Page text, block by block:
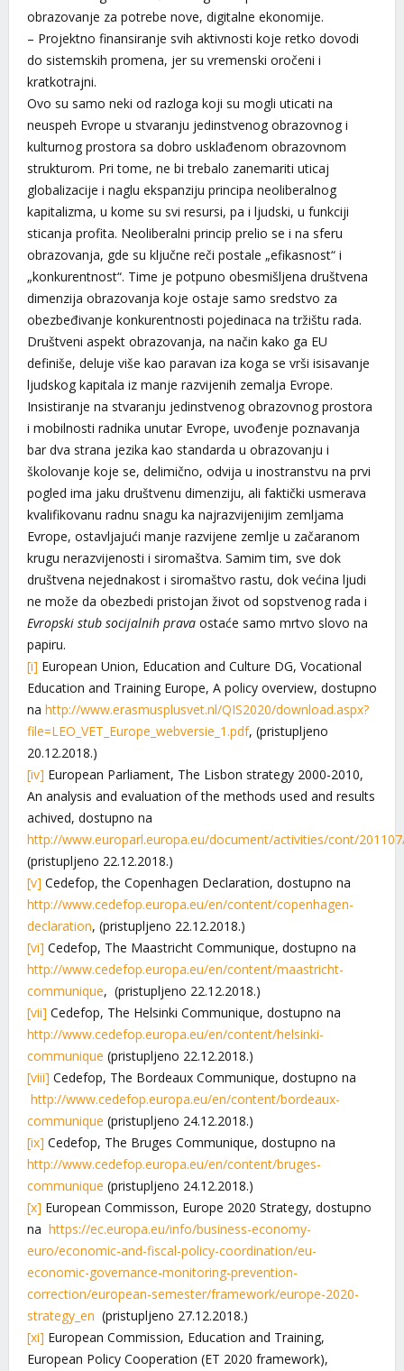
obrazovanje za potrebe nove, digitalne ekonomije.
– Projektno finansiranje svih aktivnosti koje retko dovodi
do sistemskih promena, jer su vremenski oročeni i
kratkotrajni.
Ovo su samo neki od razloga koji su mogli uticati na
neuspeh Evrope u stvaranju jedinstvenog obrazovnog i
kulturnog prostora sa dobro usklađenom obrazovnom
strukturom. Pri tome, ne bi trebalo zanemariti uticaj
globalizacije i naglu ekspanziju principa neoliberalnog
kapitalizma, u kome su svi resursi, pa i ljudski, u funkciji
sticanja profita. Neoliberalni princip prelio se i na sferu
obrazovanja, gde su ključne reči postale „efikasnost“ i
„konkurentnost“. Time je potpuno obesmišljena društvena
dimenzija obrazovanja koje ostaje samo sredstvo za
obezbeđivanje konkurentnosti pojedinaca na tržištu rada.
Društveni aspekt obrazovanja, na način kako ga EU
definiše, deluje više kao paravan iza koga se vrši isisavanje
ljudskog kapitala iz manje razvijenih zemalja Evrope.
Insistiranje na stvaranju jedinstvenog obrazovnog prostora
i mobilnosti radnika unutar Evrope, uvođenje poznavanja
bar dva strana jezika kao standarda u obrazovanju i
školovanje koje se, delimično, odvija u inostranstvu na prvi
pogled ima jaku društvenu dimenziju, ali faktički usmerava
kvalifikovanu radnu snagu ka najrazvijenijim zemljama
Evrope, ostavljajući manje razvijene zemlje u začaranom
krugu nerazvijenosti i siromaštva. Samim tim, sve dok
društvena nejednakost i siromaštvo rastu, dok većina ljudi
ne može da obezbedi pristojan život od sopstvenog rada i
Evropski stub socijalnih pravaostaće samo mrtvo slovo na
papiru.
[i] European Union, Education and Culture DG, Vocational
Education and Training Europe, A policy overview, dostupno
na http://www.erasmusplusvet.nl/QIS2020/download.aspx?
file=LEO_VET_Europe_webversie_1.pdf, (pristupljeno
20.12.2018.)
[iv] European Parliament, The Lisbon strategy 2000-2010,
An analysis and evaluation of the methods used and results
achived, dostupno na
http://www.europarl.europa.eu/document/activities/cont/
(pristupljeno 22.12.2018.)
[v] Cedefop, the Copenhagen Declaration, dostupno na
http://www.cedefop.europa.eu/en/content/copenhagen-
declaration, (pristupljeno 22.12.2018.)
[vi] Cedefop, The Maastricht Communique, dostupno na
http://www.cedefop.europa.eu/en/content/maastricht-
communique, (pristupljeno 22.12.2018.)
[vii] Cedefop, The Helsinki Communique, dostupno na
http://www.cedefop.europa.eu/en/content/helsinki-
communique (pristupljeno 22.12.2018.)
[viii] Cedefop, The Bordeaux Communique, dostupno na
http://www.cedefop.europa.eu/en/content/bordeaux-
communique (pristupljeno 24.12.2018.)
[ix] Cedefop, The Bruges Communique, dostupno na
http://www.cedefop.europa.eu/en/content/bruges-
communique (pristupljeno 24.12.2018.)
[x] European Commisson, Europe 2020 Strategy, dostupno
na https://ec.europa.eu/info/business-economy-
euro/economic-and-fiscal-policy-coordination/eu-
economic-governance-monitoring-prevention-
correction/european-semester/framework/europe-2020-
strategy_en (pristupljeno 27.12.2018.)
[xi] European Commission, Education and Training,
European Policy Cooperation (ET 2020 framework),